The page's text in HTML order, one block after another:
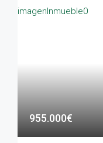
955.000€